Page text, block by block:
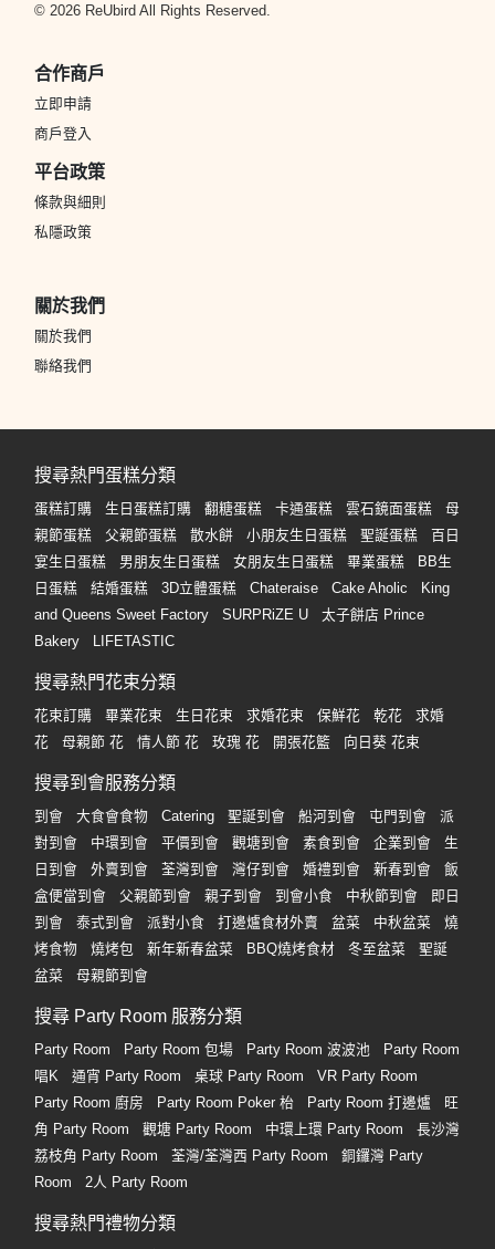
© 2026 ReUbird All Rights Reserved.
合作商戶
立即申請
商戶登入
平台政策
條款與細則
私隱政策
關於我們
關於我們
聯絡我們
搜尋熱門蛋糕分類
蛋糕訂購 生日蛋糕訂購 翻糖蛋糕 卡通蛋糕 雲石鏡面蛋糕
母
親節蛋糕
父親節蛋糕 散水餅 小朋友生日蛋糕 聖誕蛋糕
百日
宴生日蛋糕
男朋友生日蛋糕 女朋友生日蛋糕 畢業蛋糕
BB生
日蛋糕
結婚蛋糕 3D立體蛋糕 Chateraise Cake Aholic
King
and Queens Sweet Factory
SURPRiZE U
太子餅店 Prince
Bakery
LIFETASTIC
搜尋熱門花束分類
花束訂購 畢業花束 生日花束 求婚花束 保鮮花 乾花
求婚
花
母親節 花 情人節 花 玫瑰 花 開張花籃 向日葵 花束
搜尋到會服務分類
到會 大食會食物 Catering 聖誕到會 船河到會 屯門到會
派
對到會
中環到會 平價到會 觀塘到會 素食到會 企業到會
生
日到會
外賣到會 荃灣到會 灣仔到會 婚禮到會 新春到會
飯
盒便當到會
父親節到會 親子到會 到會小食 中秋節到會
即日
到會
泰式到會 派對小食 打邊爐食材外賣 盆菜 中秋盆菜
燒
烤食物
燒烤包 新年新春盆菜 BBQ燒烤食材 冬至盆菜
聖誕
盆菜
母親節到會
搜尋 Party Room 服務分類
Party Room Party Room 包場 Party Room 波波池
Party Room
唱K
通宵 Party Room 桌球 Party Room
VR Party Room
Party Room 廚房
Party Room Poker 枱 Party Room 打邊爐
旺
角 Party Room
觀塘 Party Room 中環上環 Party Room
長沙灣
荔枝角 Party Room
荃灣/荃灣西 Party Room
銅鑼灣 Party
Room
2人 Party Room
搜尋熱門禮物分類